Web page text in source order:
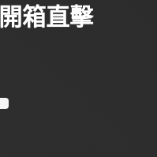
箱直擊